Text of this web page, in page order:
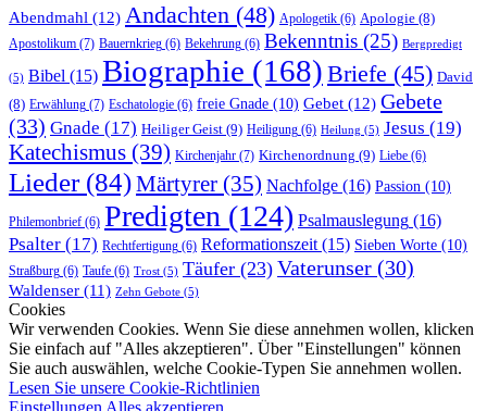
Abendmahl (12) Andachten (48) Apologetik (6) Apologie (8)
Apostolikum (7) Bauernkrieg (6) Bekehrung (6) Bekenntnis (25) Bergpredigt
(5) Bibel (15) Biographie (168) Briefe (45) David
(8) Erwählung (7) Eschatologie (6) freie Gnade (10) Gebet (12) Gebete
(33) Gnade (17) Heiliger Geist (9) Heiligung (6) Heilung (5) Jesus (19)
Katechismus (39) Kirchenjahr (7) Kirchenordnung (9) Liebe (6)
Lieder(84)Märtyrer (35) Nachfolge (16) Passion (10)
Philemonbrief (6) Predigten (124) Psalmauslegung (16)
Psalter (17) Rechtfertigung (6) Reformationszeit(15) Sieben Worte (10)
Straßburg (6) Taufe (6) Trost (5) Täufer (23) Vaterunser (30)
Waldenser (11) Zehn Gebote (5)
Cookies
Wir verwenden Cookies. Wenn Sie diese annehmen wollen, klicken
Sie einfach auf "Alles akzeptieren". Über "Einstellungen" können
Sie auch auswählen, welche Cookie-Typen Sie annehmen wollen.
Lesen Sie unsere Cookie-Richtlinien